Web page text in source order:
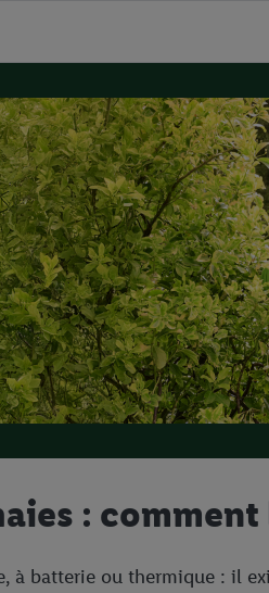
:
à batterie ou thermique : il